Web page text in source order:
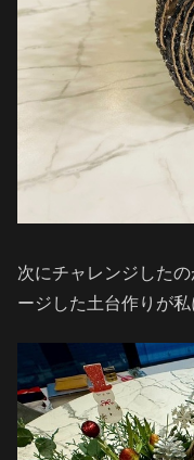
次にチャレンジした
ージした土台作りが私